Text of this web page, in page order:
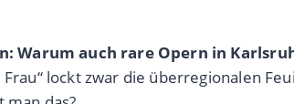
Warum auch rare Opern in
Frau“ lockt zwar die überregionalen